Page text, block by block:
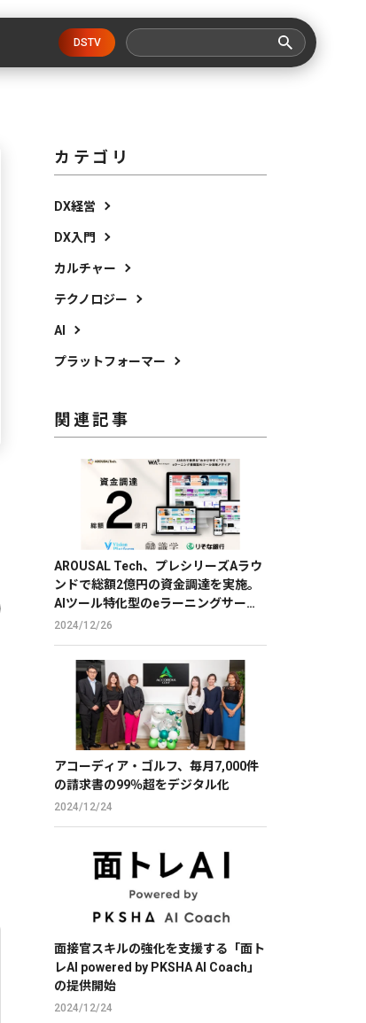
DSTV
カテゴリ
DX経営
DX入門
カルチャー
テクノロジー
AI
プラットフォーマー
関連記事
AROUSAL Tech、プレシリーズAラウ
ンドで総額2億円の資金調達を実施。
AIツール特化型のeラーニングサービ
スで、DXを推進。
2024/12/26
アコーディア・ゴルフ、毎月7,000件
の請求書の99％超をデジタル化
2024/12/24
面接官スキルの強化を支援する「面ト
レAI powered by PKSHA AI Coach」
の提供開始
2024/12/24